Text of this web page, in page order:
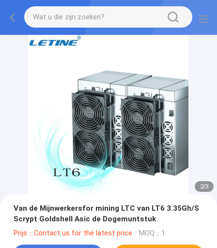
2/3
Van de Mijnwerkersfor mining LTC van LT6 3.35Gh/S
Scrypt Goldshell Asic de Dogemuntstuk
Prijs：Contact us for the latest price MOQ：1